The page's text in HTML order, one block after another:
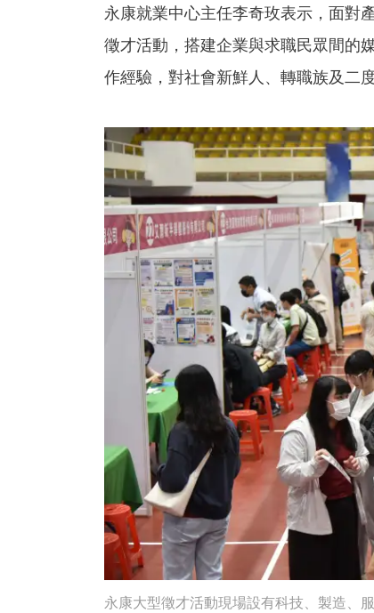
永康就業中心主任李奇玫表示，面對
徵才活動，搭建企業與求職民眾間的
作經驗，對社會新鮮人、轉職族及二
永康大型徵才活動現場設有科技、製造、